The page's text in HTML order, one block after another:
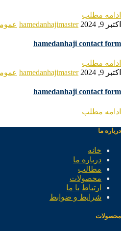
ادامه مطلب
اکتبر 9, 2024
hamedanhajimaster
hamedanhaji contact form
ادامه مطلب
اکتبر 9, 2024
hamedanhajimaster
hamedanhaji contact form
ادامه مطلب
درباره ما
خانه
درباره ما
مطالب
محصولات
ارتباط با ما
شرایط و ضوابط
محصولات